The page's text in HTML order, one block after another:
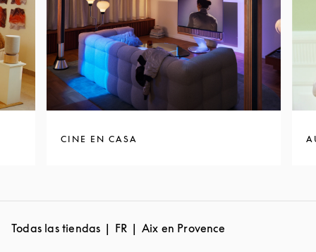
CINE EN CASA
Todas las tiendas FR Aix en Provence